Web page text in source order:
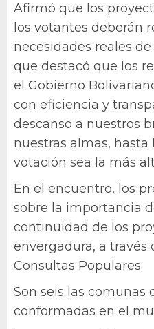
Afirmó que los
los votantes deberán
necesidades reales
que destacó que los
el Gobierno
con eficiencia y
descanso a nuestros
nuestras almas, hasta
votación sea la más
En el encuentro, los
sobre la importancia
continuidad de los
envergadura, a través
Consultas Populares.
Son seis las comunas
conformadas en el